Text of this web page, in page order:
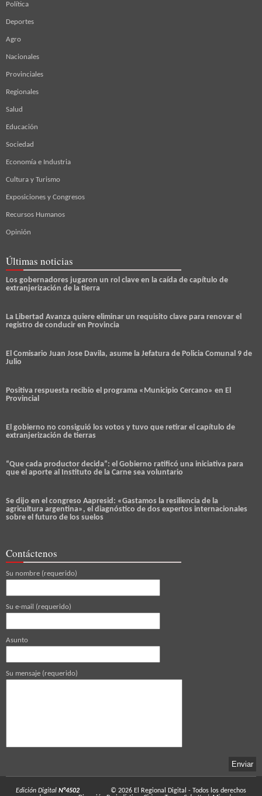
Política
Deportes
Agro
Nacionales
Provinciales
Regionales
Salud
Educación
Sociedad
Economía e Industria
Cultura y Turismo
Exposiciones y Congresos
Recursos Humanos
Opinión
Últimas noticias
Los gobernadores jugaron un rol clave en la caída de capítulo de
extranjerización de la tierra
La Libertad Avanza quiere eliminar un requisito clave para renovar el
registro de conducir en Provincia
El Comisario Juan Jose Davila, asume la Jefatura de Policia Comunal 9 de
Julio
Positiva respuesta recibio el programa «Municipio Cercano» en El
Provincial
El gobierno no consiguió los votos y tuvo que retirar el capítulo de
extranjerización de tierras
“Que cada productor decida”: el Gobierno ratificó una iniciativa para
que el aporte al Instituto de la Carne sea voluntario
Se dijo en el congreso Aapresid: «Gastamos la resiliencia de la
agricultura argentina», el diagnóstico de dos expertos internacionales
sobre el futuro de los suelos
Contáctenos
Su nombre (requerido)
Su e-mail (requerido)
Asunto
Su mensaje (requerido)
Edición Digital N°4502 © 2026 El Regional Digital - Todos los derechos